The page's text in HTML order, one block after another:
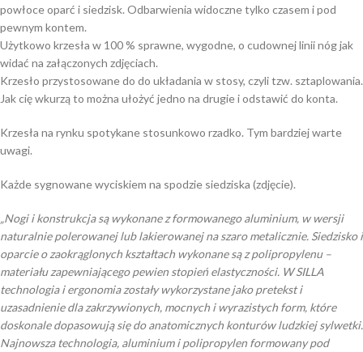
powłoce oparć i siedzisk. Odbarwienia widoczne tylko czasem i pod
pewnym kontem.
Użytkowo krzesła w 100 % sprawne, wygodne, o cudownej linii nóg jak
widać na załączonych zdjęciach.
Krzesło przystosowane do do układania w stosy, czyli tzw. sztaplowania.
Jak cię wkurzą to można ułożyć jedno na drugie i odstawić do konta.
Krzesła na rynku spotykane stosunkowo rzadko. Tym bardziej warte
uwagi.
Każde sygnowane wyciskiem na spodzie siedziska (zdjęcie).
„Nogi i konstrukcja są wykonane z formowanego aluminium, w wersji
naturalnie polerowanej lub lakierowanej na szaro metalicznie. Siedzisko i
oparcie o zaokrąglonych kształtach wykonane są z polipropylenu –
materiału zapewniającego pewien stopień elastyczności. W SILLA
technologia i ergonomia zostały wykorzystane jako pretekst i
uzasadnienie dla zakrzywionych, mocnych i wyrazistych form, które
doskonale dopasowują się do anatomicznych konturów ludzkiej sylwetki.
Najnowsza technologia, aluminium i polipropylen formowany pod